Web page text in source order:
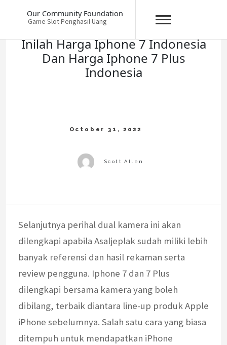
Our Community Foundation
Game Slot Penghasil Uang
Inilah Harga Iphone 7 Indonesia
Dan Harga Iphone 7 Plus
Indonesia
Selanjutnya perihal dual kamera ini akan
dilengkapi apabila Asaljeplak sudah miliki lebih
banyak referensi dan hasil rekaman serta
review pengguna. Iphone 7 dan 7 Plus
dilengkapi bersama kamera yang boleh
dibilang, terbaik diantara line-up produk Apple
iPhone sebelumnya. Salah satu cara yang biasa
ditempuh untuk mendapatkan iPhone